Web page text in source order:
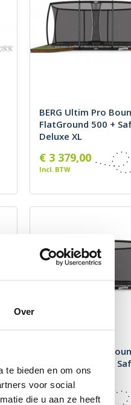
Over
te bieden en om ons
voor social
die u aan ze heeft
BERG Ultim Pro
FlatGround 500 +
Deluxe XL
€ 3 379,00
Incl. BTW
BERG Ultim Pro
FlatGround 5x5 +
Deluxe XL
Merk: BERG
€ 4 499,00